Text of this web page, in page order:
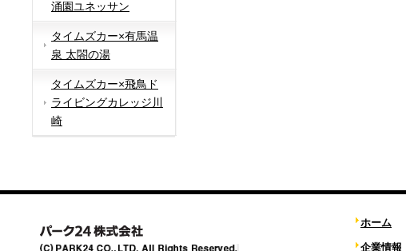
涌園ユネッサン
タイムズカー×有馬温
泉 太閤の湯
タイムズカー×飛鳥ド
ライビングカレッジ川
崎
ホーム
企業情報